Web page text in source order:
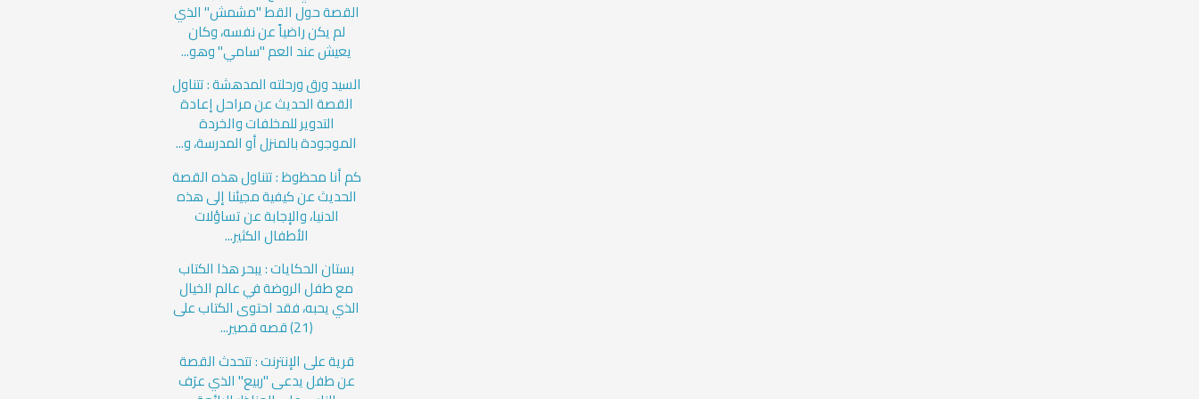
القصة حول القط "مشمش" الذي
لم يكن راضياً عن نفسه، وكان
يعيش عند العم "سامي" وهو...
السيد ورق ورحلته المدهشة : تتناول
القصة الحديث عن مراحل إعادة
التدوير للمخلفات والخردة
الموجودة بالمنزل أو المدرسة، و...
كم أنا محظوظ : تتناول هذه القصة
الحديث عن كيفية مجيئنا إلى هذه
الدنيا، والإجابة عن تساؤلات
الأطفال الكثير...
بستان الحكايات : يبحر هذا الكتاب
مع طفل الروضة في عالم الخيال
الذي يحبه، فقد احتوى الكتاب على
(21) قصه قصير...
قرية على الإنترنت : تتحدث القصة
عن طفل يدعى "ربيع" الذي عرَف